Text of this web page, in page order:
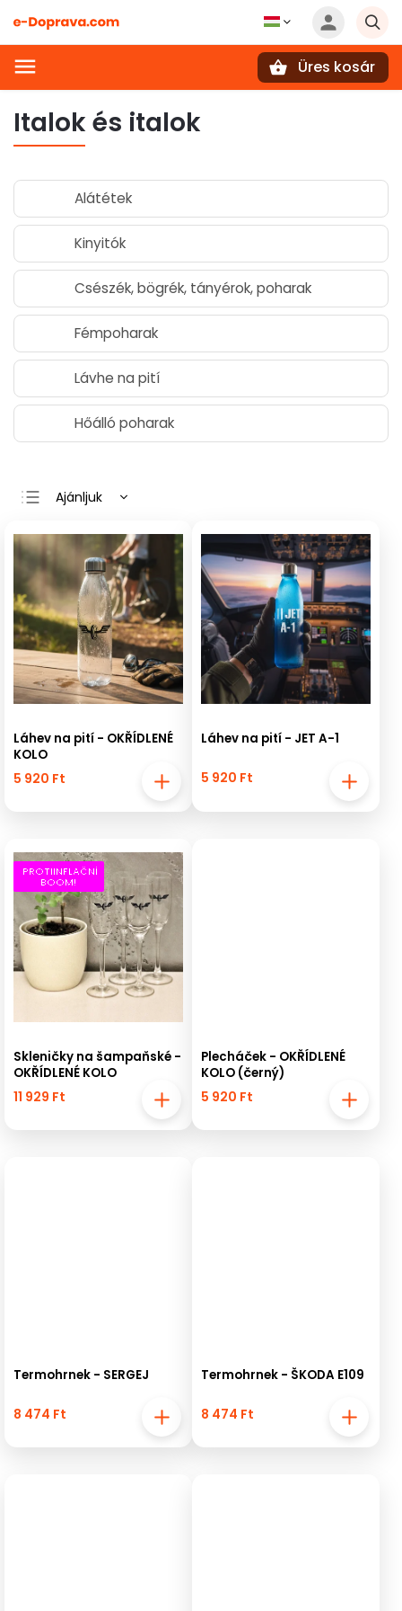
Üres kosár
Italok és italok
Alátétek
Kinyitók
Csészék, bögrék, tányérok, poharak
Fémpoharak
Lávhe na pití
Hőálló poharak
Ajánljuk
Legdrágább
Legnépszerűbb
termékek
ABC szerint
Láhev na pití - OKŘÍDLENÉ
KOLO
5 920 Ft
Láhev na pití - JET A-1
5 920 Ft
PROTIINFLAČNÍ
BOOM!
Skleničky na šampaňské -
OKŘÍDLENÉ KOLO
11 929 Ft
Plecháček - OKŘÍDLENÉ
KOLO (černý)
5 920 Ft
Termohrnek - SERGEJ
8 474 Ft
Termohrnek - ŠKODA E109
8 474 Ft